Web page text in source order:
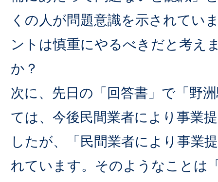
くの人が問題意識を示されてい
ントは慎重にやるべきだと考え
か？
次に、先日の「回答書」で「野
ては、今後民間業者により事業
したが、「民間業者により事業
れています。そのようなことは